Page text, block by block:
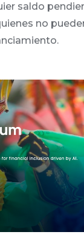
saldo
no